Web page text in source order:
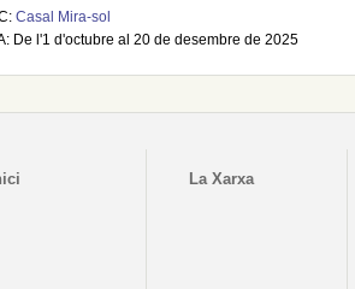
Casal Mira-sol
De l'1 d'octubre al 20 de desembre de 2025
La Xarxa